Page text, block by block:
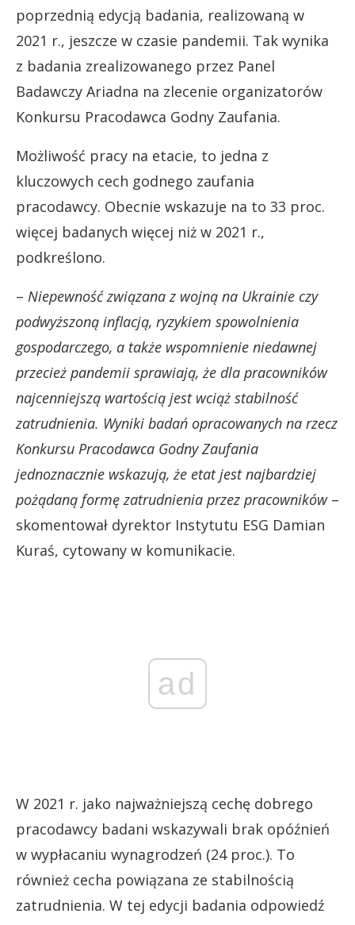
poprzednią edycją badania, realizowaną w
2021 r., jeszcze w czasie pandemii. Tak wynika
z badania zrealizowanego przez Panel
Badawczy Ariadna na zlecenie organizatorów
Konkursu Pracodawca Godny Zaufania.
Możliwość pracy na etacie, to jedna z
kluczowych cech godnego zaufania
pracodawcy. Obecnie wskazuje na to 33 proc.
więcej badanych więcej niż w 2021 r.,
podkreślono.
– Niepewność związana z wojną na Ukrainie czy
podwyższoną inflacją, ryzykiem spowolnienia
gospodarczego, a także wspomnienie niedawnej
przecież pandemii sprawiają, że dla pracowników
najcenniejszą wartością jest wciąż stabilność
zatrudnienia. Wyniki badań opracowanych na rzecz
Konkursu Pracodawca Godny Zaufania
jednoznacznie wskazują, że etat jest najbardziej
pożądaną formę zatrudnienia przez pracowników–
skomentował dyrektor Instytutu ESG Damian
Kuraś, cytowany w komunikacie.
ad
W 2021 r. jako najważniejszą cechę dobrego
pracodawcy badani wskazywali brak opóźnień
w wypłacaniu wynagrodzeń (24 proc.). To
również cecha powiązana ze stabilnością
zatrudnienia. W tej edycji badania odpowiedź